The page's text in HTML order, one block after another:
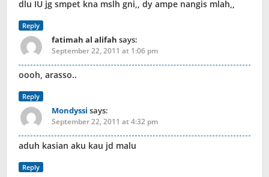
dlu IU jg smpet kna mslh gni,, dy ampe nangis mlah,,
Reply
fatimah al alifah says:
September 22, 2011 at 1:06 pm
oooh, arasso..
Reply
Mondyssi says:
September 22, 2011 at 4:32 pm
aduh kasian aku kau jd malu
Reply